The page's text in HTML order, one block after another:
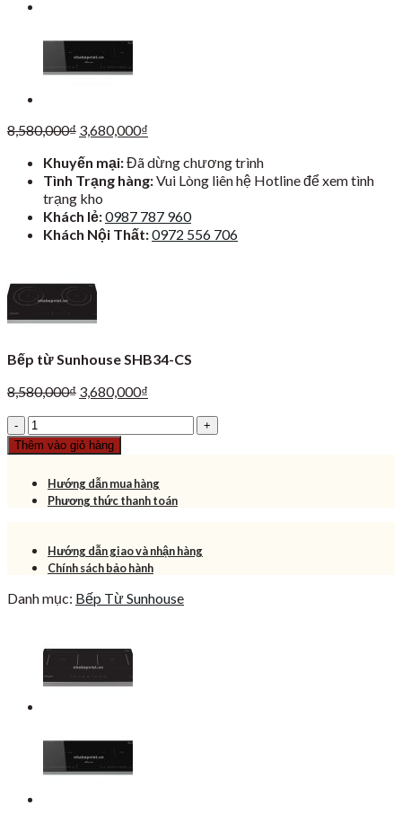
8,580,000₫ Giá
là:
8,580,000₫.
3,680,000₫
tại
là:
Khuyến mại:Đã dừng chương trình
Tình Trạng hàng:Vui Lòng liên hệ Hotline để xem tình
trạng kho
Khách lẻ:0987 787 960
Khách Nội Thất:0972 556 706
Bếp từ Sunhouse SHB34-CS
8,580,000₫ Giá
8,580,000₫.
3,680,000₫
Bếp
từ
Sunhouse
SHB34-
Thêm vào giỏ hàng
Hướng dẫn mua hàng
Phương thức thanh toán
Hướng dẫn giao và nhận hàng
Chính sách bảo hành
Danh mục: Bếp Từ Sunhouse